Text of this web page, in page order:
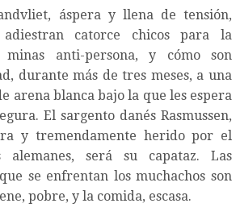
áspera y llena de tensión,
catorce chicos para la
minas anti-persona, y cómo son
durante más de tres meses, a una
arena blanca bajo la que les espera
El sargento danés Rasmussen,
y tremendamente herido por el
será su capataz. Las
se enfrentan los muchachos son
pobre, y la comida, escasa.